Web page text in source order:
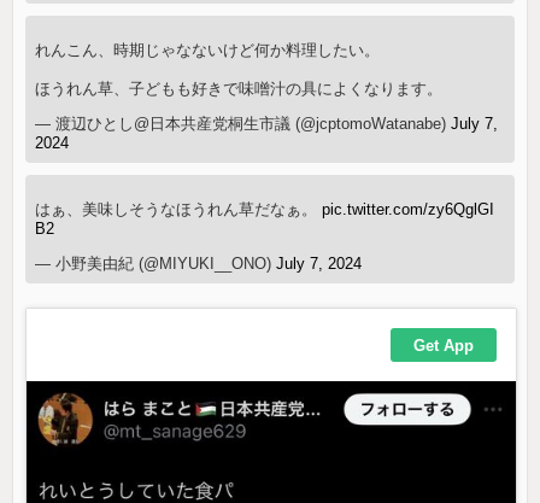
れんこん、時期じゃなないけど何か料理したい。
ほうれん草、子どもも好きで味噌汁の具によくなります。
— 渡辺ひとし@日本共産党桐生市議 (@jcptomoWatanabe)July 7,
2024
はぁ、美味しそうなほうれん草だなぁ。pic.twitter.com/zy6QglGI
B2
— 小野美由紀 (@MIYUKI__ONO)July 7, 2024